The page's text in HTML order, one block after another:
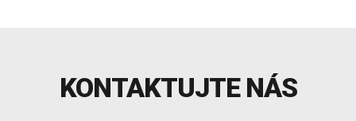
KONTAKTUJTE NÁS